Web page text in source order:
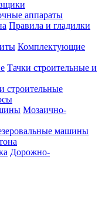
аппараты
Правила и гладилки
Комплектующие
Тачки строительные и
строительные
Мозаично-
машины
Дорожно-